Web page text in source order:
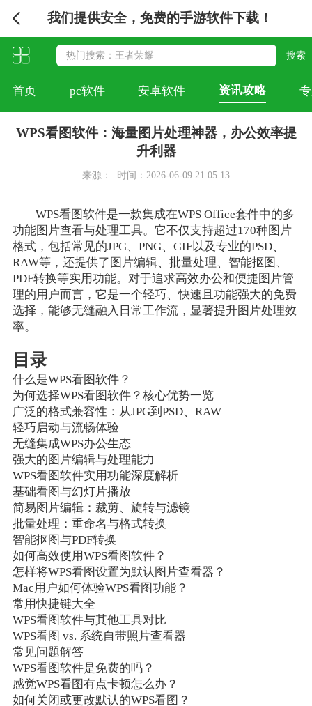
我们提供安全，免费的手游软件下载！
首页 pc软件 安卓软件 资讯攻略
WPS看图软件：海量图片处理神器，办公效率提
升利器
来源： 时间：2026-06-09 21:05:13
WPS看图软件是一款集成在WPS Office套件中的多
功能图片查看与处理工具。它不仅支持超过170种图片
格式，包括常见的JPG、PNG、GIF以及专业的PSD、
RAW等，还提供了图片编辑、批量处理、智能抠图、
PDF转换等实用功能。对于追求高效办公和便捷图片管
理的用户而言，它是一个轻巧、快速且功能强大的免费
选择，能够无缝融入日常工作流，显著提升图片处理效
率。
目录
什么是WPS看图软件？
为何选择WPS看图软件？核心优势一览
广泛的格式兼容性：从JPG到PSD、RAW
轻巧启动与流畅体验
无缝集成WPS办公生态
强大的图片编辑与处理能力
WPS看图软件实用功能深度解析
基础看图与幻灯片播放
简易图片编辑：裁剪、旋转与滤镜
批量处理：重命名与格式转换
智能抠图与PDF转换
如何高效使用WPS看图软件？
怎样将WPS看图设置为默认图片查看器？
Mac用户如何体验WPS看图功能？
常用快捷键大全
WPS看图软件与其他工具对比
WPS看图 vs. 系统自带照片查看器
常见问题解答
WPS看图软件是免费的吗？
感觉WPS看图有点卡顿怎么办？
如何关闭或更改默认的WPS看图？